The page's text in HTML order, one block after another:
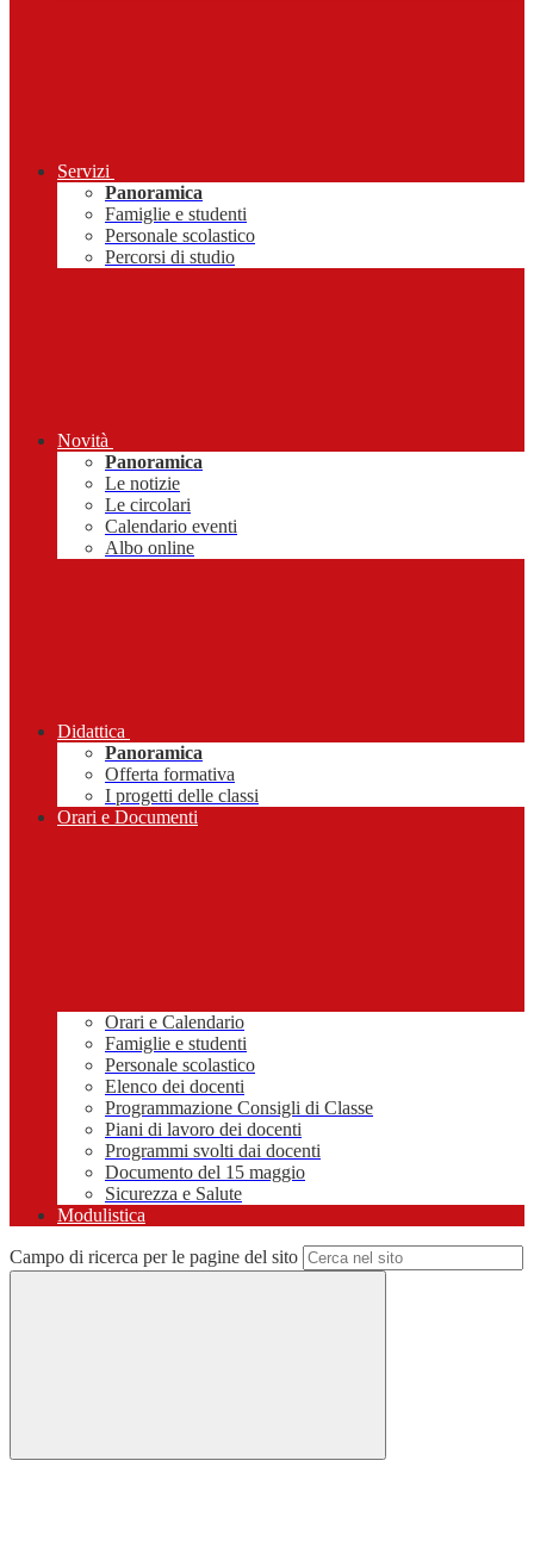
Servizi
Panoramica
Famiglie e studenti
Personale scolastico
Percorsi di studio
Novità
Panoramica
Le notizie
Le circolari
Calendario eventi
Albo online
Didattica
Panoramica
Offerta formativa
I progetti delle classi
Orari e Documenti
Orari e Calendario
Famiglie e studenti
Personale scolastico
Elenco dei docenti
Programmazione Consigli di Classe
Piani di lavoro dei docenti
Programmi svolti dai docenti
Documento del 15 maggio
Sicurezza e Salute
Modulistica
Campo di ricerca per le pagine del sito